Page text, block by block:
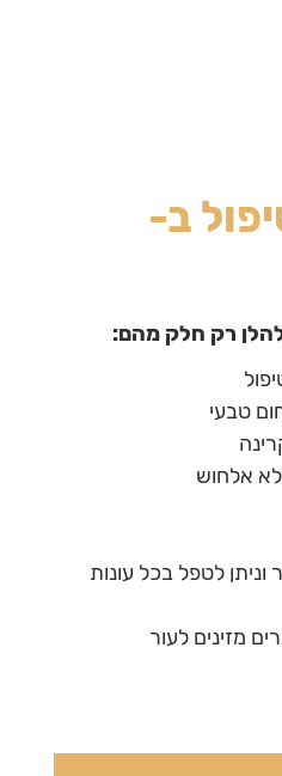
ב-
להלן רק חלק מהם:
טבעי
אלחוש
וניתן לטפל בכל עונות
מזינים לעור